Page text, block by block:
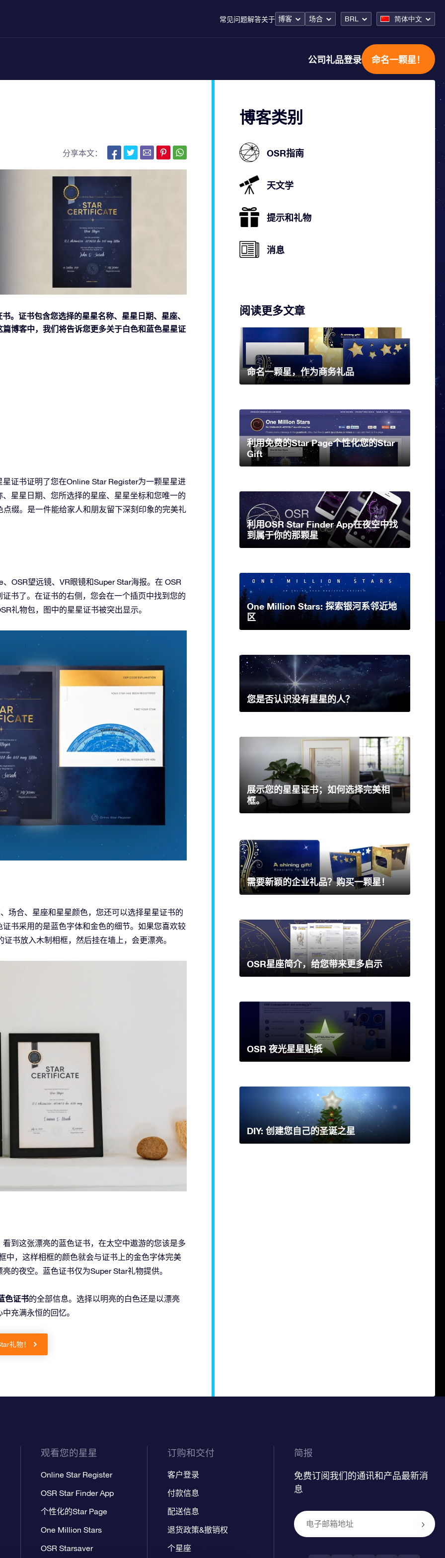
常见问题解答关于 博客 场合 BRL 简体中文
公司礼品登录 命名一颗星！
分享本文：
。证书包含您选择的星星名称、星星日期、星座、
博客中，我们将告诉您更多关于白色和蓝色星星证
证书证明了您在Online Star Register为一颗星星进
星星日期、您所选择的星座、星星坐标和您唯一的
缀。是一件能给家人和朋友留下深刻印象的完美礼
OSR望远镜、VR眼镜和Super Star海报。在 OSR
书了。在证书的右侧，您会在一个插页中找到您的
礼物包，图中的星星证书被突出显示。
场合、星座和星星颜色，您还可以选择星星证书的
书采用的是蓝色字体和金色的细节。如果您喜欢较
书放入木制相框，然后挂在墙上，会更漂亮。
到这张漂亮的蓝色证书，在太空中遨游的您该是多
中，这样相框的颜色就会与证书上的金色字体完美
的夜空。蓝色证书仅为Super Star礼物提供。
色证书的全部信息。选择以明亮的白色还是以漂亮
充满永恒的回忆。
礼物！
博客类别
OSR指南
天文学
提示和礼物
消息
阅读更多文章
命名一颗星，作为商务礼品
利用免费的Star Page个性化您的Star
Gift
利用OSR Star Finder App在夜空中找
到属于你的那颗星
One Million Stars: 探索银河系邻近地
区
您是否认识没有星星的人？
展示您的星星证书；如何选择完美相
框。
需要新颖的企业礼品？购买一颗星！
OSR星座简介，给您带来更多启示
OSR 夜光星星贴纸
DIY: 创建您自己的圣诞之星
观看您的星星
Online Star Register
OSR Star Finder App
个性化的Star Page
One Million Stars
OSR Starsaver
订购和交付
客户登录
付款信息
配送信息
退货政策&撤销权
个星座
简报
免费订阅我们的通讯和产品最新消
息